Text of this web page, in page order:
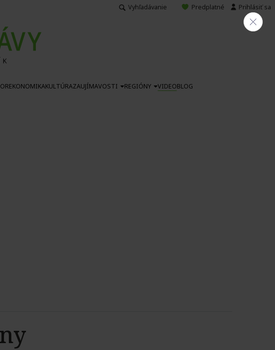
Vyhľadávanie Predplatné Prihlásiť sa
EKONOMIKAKULTÚRAZAUJÍMAVOSTI REGIÓNY VIDEOBLOG